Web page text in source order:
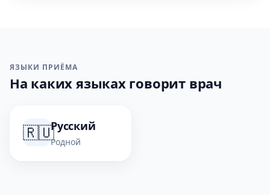
ЯЗЫКИ ПРИЁМА
На каких языках говорит врач
🇷🇺Русский
Родной